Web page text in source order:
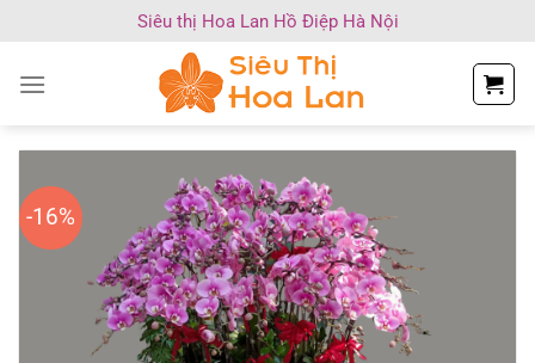
nội
Siêu thị Hoa Lan Hồ Điệp Hà Nội
-16%